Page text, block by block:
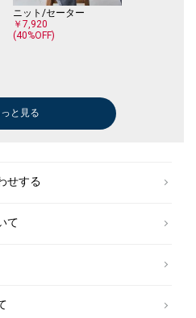
ニット/セーター
￥7,920
(40%OFF)
シャツ
ニット/セーター
メガネ/サングラス
Tシャツ/カットソー
スニーカー
っと見る
せする
て